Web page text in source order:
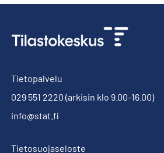
Tietopalvelu
029 551 2220 (arkisin klo 9.00-16.00)
info@stat.fi
Tietosuojaseloste